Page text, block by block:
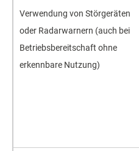
Verwen­dung von Stör­geräten
oder Radar­warnern (auch bei
Betriebs­bereitschaft ohne
erkenn­bare Nutzung)